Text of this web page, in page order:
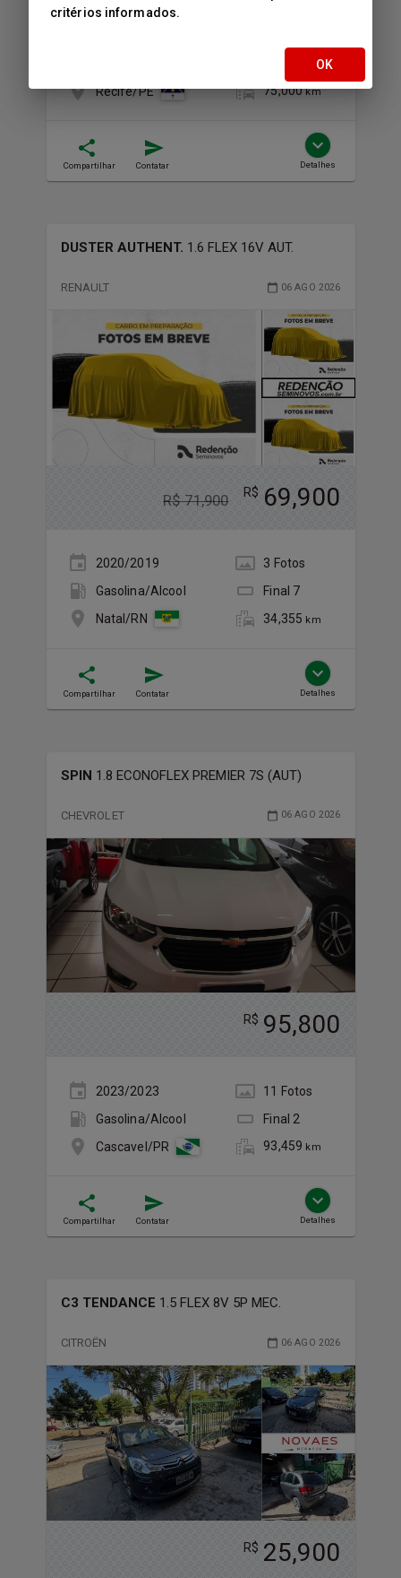
Recife/PE
75,000km
Compartilhar Contatar Detalhes
DUSTER AUTHENT. 1.6 FLEX 16V AUT.
RENAULT 06 AGO 2026
R$71,900 R$ 69,900
2020/2019 3 Fotos
Gasolina/Álcool
Final 7
Natal/RN
34,355 km
Compartilhar Contatar Detalhes
SPIN 1.8 ECONOFLEX PREMIER 7S (AUT)
CHEVROLET 06 AGO 2026
R$ 95,800
2023/2023 11 Fotos
Gasolina/Álcool
Final 2
Cascavel/PR
93,459 km
Compartilhar Contatar Detalhes
C3 TENDANCE 1.5 FLEX 8V 5P MEC.
CITROËN 06 AGO 2026
R$ 25,900
critérios informados.
OK